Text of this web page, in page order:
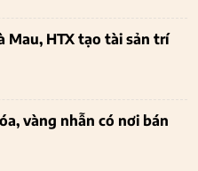
Mau, HTX tạo tài sản trí
vàng nhẫn có nơi bán